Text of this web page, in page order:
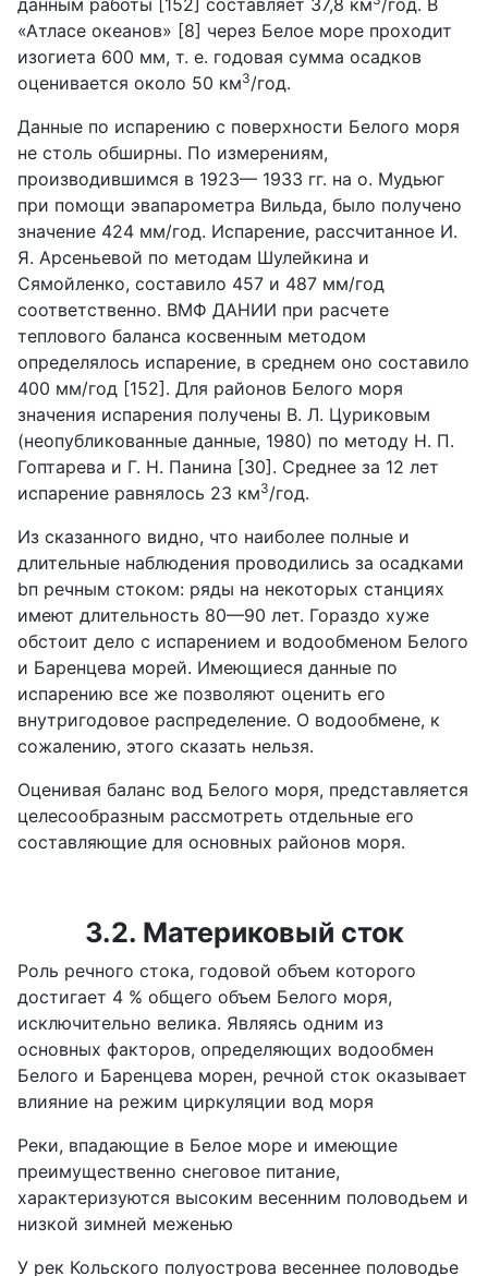
«Атласе океанов» [8] через Белое море проходит
изогиета 600 мм, т. е. годовая сумма осадков
оценивается около 50 км3/год.
Данные по испарению с поверхности Белого моря
не столь обширны. По измерениям,
производившимся в 1923— 1933 гг. на о. Мудьюг
при помощи эвапарометра Вильда, было получено
значение 424 мм/год. Испарение, рассчитанное И.
Я. Арсеньевой по методам Шулейкина и
Сямойленко, составило 457 и 487 мм/год
соответственно. ВМФ ДАНИИ при расчете
теплового баланса косвенным методом
определялось испарение, в среднем оно составило
400 мм/год [152]. Для районов Белого моря
значения испарения получены В. Л. Цуриковым
(неопубликованные данные, 1980) по методу Н. П.
Гоптарева и Г. Н. Панина [30]. Среднее за 12 лет
испарение равнялось 23 км3/год.
Из сказанного видно, что наиболее полные и
длительные наблюдения проводились за осадками
bп речным стоком: ряды на некоторых станциях
имеют длительность 80—90 лет. Гораздо хуже
обстоит дело с испарением и водообменом Белого
и Баренцева морей. Имеющиеся данные по
испарению все же позволяют оценить его
внутригодовое распределение. О водообмене, к
сожалению, этого сказать нельзя.
Оценивая баланс вод Белого моря, представляется
целесообразным рассмотреть отдельные его
составляющие для основных районов моря.
3.2. Материковый сток
Роль речного стока, годовой объем которого
достигает 4 % общего объем Белого моря,
исключительно велика. Являясь одним из
основных факторов, определяющих водообмен
Белого и Баренцева морен, речной сток оказывает
влияние на режим циркуляции вод моря
Реки, впадающие в Белое море и имеющие
преимущественно снеговое питание,
характеризуются высоким весенним половодьем и
низкой зимней меженью
У рек Кольского полуострова весеннее половодье